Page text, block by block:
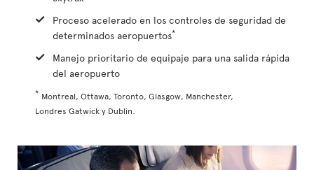
Proceso acelerado en los controles de seguridad de
determinados aeropuertos*
Manejo prioritario de equipaje para una salida rápida
del aeropuerto
* Montreal, Ottawa, Toronto, Glasgow, Manchester,
Londres Gatwick y Dublin.